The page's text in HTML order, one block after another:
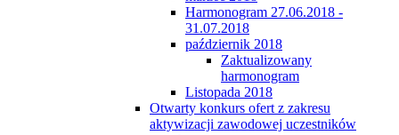
Harmonogram 27.06.2018 -
31.07.2018
październik 2018
Zaktualizowany
harmonogram
Listopada 2018
Otwarty konkurs ofert z zakresu
aktywizacji zawodowej uczestników